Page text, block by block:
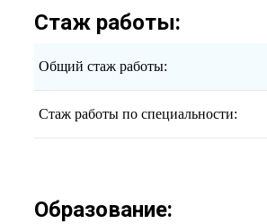
Стаж работы:
Общий стаж работы:
Стаж работы по специальности:
Образование: